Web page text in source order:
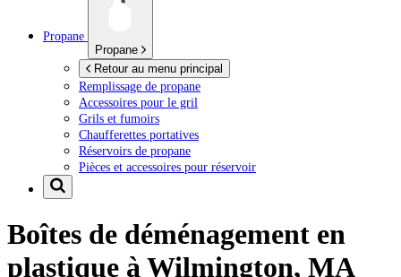
Propane
Propane
Retour au menu principal
Remplissage de propane
Accessoires pour le gril
Grils et fumoirs
Chaufferettes portatives
Réservoirs de propane
Pièces et accessoires pour réservoir
Boîtes de déménagement en
plastique à Wilmington, MA